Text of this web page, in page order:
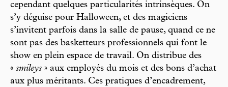
cependant quelques particularités intrinsèques. On
s’y déguise pour Halloween, et des magiciens
s’invitent parfois dans la salle de pause, quand ce ne
sont pas des basketteurs professionnels qui font le
show en plein espace de travail. On distribue des
« smileys » aux employés du mois et des bons d’achat
aux plus méritants. Ces pratiques d’encadrement,